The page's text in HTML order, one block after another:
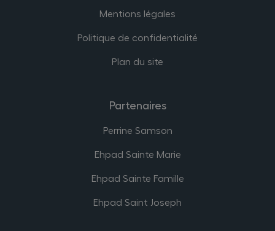
Mentions légales
Politique de confidentialité
Plan du site
Partenaires
Perrine Samson
Ehpad Sainte Marie
Ehpad Sainte Famille
Ehpad Saint Joseph